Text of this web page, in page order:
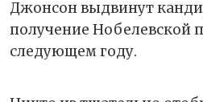
Джонсон выдвинут
получение Нобелевской
следующем году.